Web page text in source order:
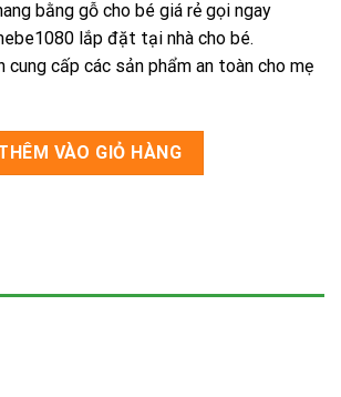
₫.
tại
là:
350.000 ₫.
bằng gỗ cho bé giá rẻ gọi ngay
lắp đặt tại nhà cho bé.
cung cấp các sản phẩm an toàn cho mẹ
bằng gỗ số lượng
VÀO GIỎ HÀNG